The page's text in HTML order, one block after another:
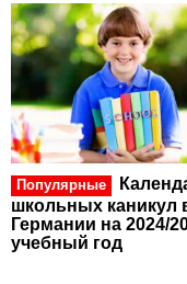
Популярные
школьных каникул
Германии на 2024/
учебный год